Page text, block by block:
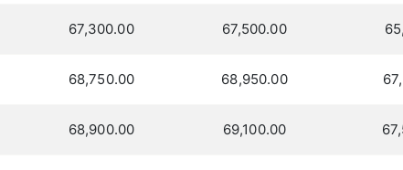
67,300.00 67,500.00
68,750.00 68,950.00
68,900.00 69,100.00